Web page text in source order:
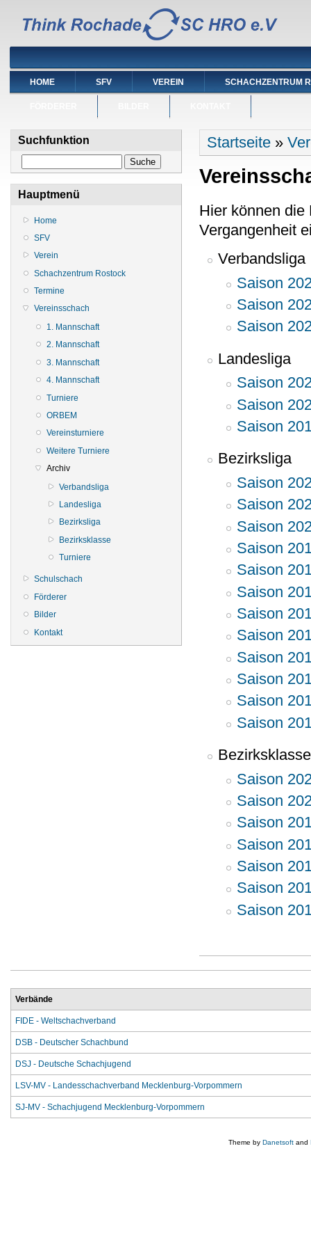
HOME SFV VEREIN SCHACHZENTRUM
Suchfunktion
Hauptmenü
Home
SFV
Verein
Schachzentrum Rostock
Termine
Vereinsschach
1. Mannschaft
2. Mannschaft
3. Mannschaft
4. Mannschaft
Turniere
ORBEM
Vereinsturniere
Weitere Turniere
Archiv
Verbandsliga
Landesliga
Bezirksliga
Bezirksklasse
Turniere
Schulschach
Förderer
Bilder
Kontakt
Sie sind hier
Startseite »
Hier können die
Vergangenheit
Verbandsliga
Saison
Saison
Saison
Landesliga
Saison
Saison
Saison
Bezirksliga
Saison
Saison
Saison
Saison
Saison
Saison
Saison
Saison
Saison
Saison
Saison
Saison
Bezirksklasse
Saison
Saison
Saison
Saison
Saison
Saison
Saison
Verbände
FIDE - Weltschachverband
DSB - Deutscher Schachbund
DSJ - Deutsche Schachjugend
LSV-MV - Landesschachverband Mecklenburg-Vorpommern
SJ-MV - Schachjugend Mecklenburg-Vorpommern
Theme by Danetsoft and